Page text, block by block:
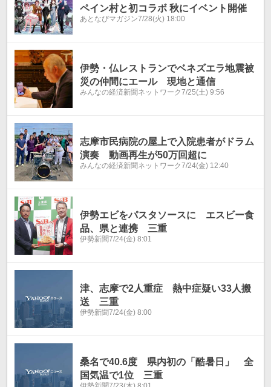
ペイン村と初コラボ 秋にイベント開催
あとなびマガジン7/28(火) 18:00
伊勢・仏レストランでベネズエラ地震被
災の仲間にエール 現地と通信
みんなの経済新聞ネットワーク7/25(土) 9:56
志摩市民病院の屋上で入院患者がドラム
演奏 動画再生が50万回超に
みんなの経済新聞ネットワーク7/24(金) 12:40
伊勢エビをパスタソースに エスビー食
品、県と連携 三重
伊勢新聞7/24(金) 8:01
津、志摩で2人重症 熱中症疑い33人搬
送 三重
伊勢新聞7/24(金) 8:00
桑名で40.6度 県内初の「酷暑日」 全
国気温で1位 三重